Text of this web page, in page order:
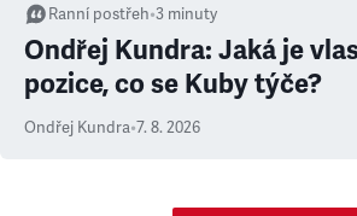
Ranní postřeh•3 minuty
Ondřej Kundra: Jaká je
pozice, co se Kuby týče?
Ondřej Kundra•7. 8. 2026